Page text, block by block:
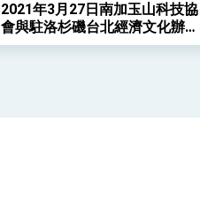
2021年3月27日南加玉山科技協
會與駐洛杉磯台北經濟文化辦事
處科技組合作舉辦線上「創業論